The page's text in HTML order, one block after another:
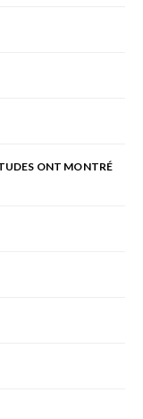
ONT MONTRÉ